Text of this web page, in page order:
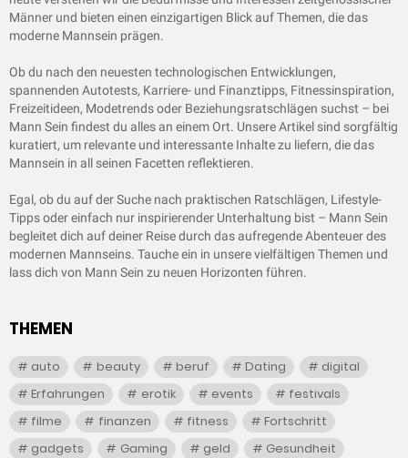
Männer und bieten einen einzigartigen Blick auf Themen, die das
moderne Mannsein prägen.
Ob du nach den neuesten technologischen Entwicklungen,
spannenden Autotests, Karriere- und Finanztipps, Fitnessinspiration,
Freizeitideen, Modetrends oder Beziehungsratschlägen suchst – bei
Mann Sein findest du alles an einem Ort. Unsere Artikel sind sorgfältig
kuratiert, um relevante und interessante Inhalte zu liefern, die das
Mannsein in all seinen Facetten reflektieren.
Egal, ob du auf der Suche nach praktischen Ratschlägen, Lifestyle-
Tipps oder einfach nur inspirierender Unterhaltung bist – Mann Sein
begleitet dich auf deiner Reise durch das aufregende Abenteuer des
modernen Mannseins. Tauche ein in unsere vielfältigen Themen und
lass dich von Mann Sein zu neuen Horizonten führen.
THEMEN
auto beauty beruf Dating
digital
Erfahrungen
erotik events
festivals
filme
finanzen fitness
Fortschritt
gadgets
Gaming geld Gesundheit